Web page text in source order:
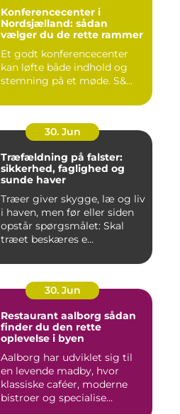
Konferencecenter i
Nordsjælland: sådan
vælger du de rette rammer
Et godt konferencecenter
kan løfte både indhold og
stemning på et møde. S&...
30. Jun
Træfældning på falster:
sikkerhed, faglighed og
sunde haver
Træer giver skygge, læ og liv
i haven, men før eller siden
opstår spørgsmålet: Skal
træet beskæres e...
30. Jun
Restaurant aalborg sådan
finder du den rette
oplevelse i byen
Aalborg har udviklet sig til
en levende madby, hvor
klassiske caféer, moderne
bistroer og specialise...